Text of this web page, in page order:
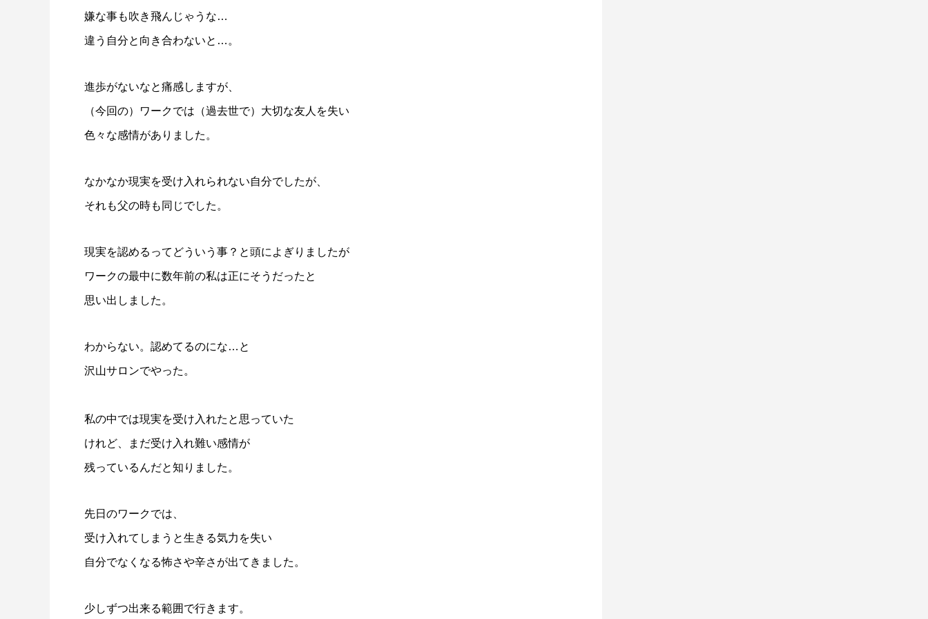
嫌な事も吹き飛んじゃうな…
違う自分と向き合わないと…。
進歩がないなと痛感しますが、
（今回の） ワークでは（過去世で）大切な友人を失い
色々な感情がありました。
なかなか現実を受け入れられない自分でしたが、
それも父の時も同じでした 。
現実を認めるってどういう事？ と頭によぎりましたが
ワークの最中に数年前の私は正にそうだったと
思い出しました。
わからない。認めてるのにな…と
沢山サロンでやった。
私の中では現実を受け入れたと思っていた
けれど、まだ受け入れ難い感情が
残っているんだと知りました。
先日のワークでは、
受け入れてしまうと生きる気力を失い
自分でなく なる怖さや辛さが出てきました。
少しずつ出来る範囲で行きます。